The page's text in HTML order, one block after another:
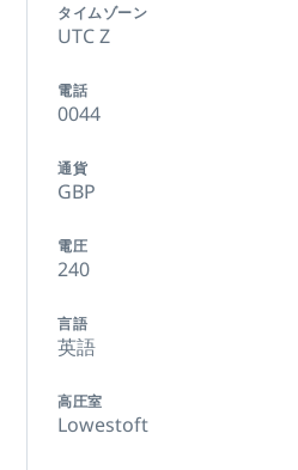
タイムゾーン
UTC Z
電話
0044
通貨
GBP
電圧
240
言語
英語
高圧室
Lowestoft